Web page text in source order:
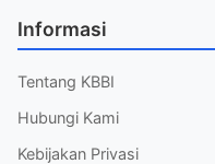
Informasi
Tentang KBBI
Hubungi Kami
Kebijakan Privasi